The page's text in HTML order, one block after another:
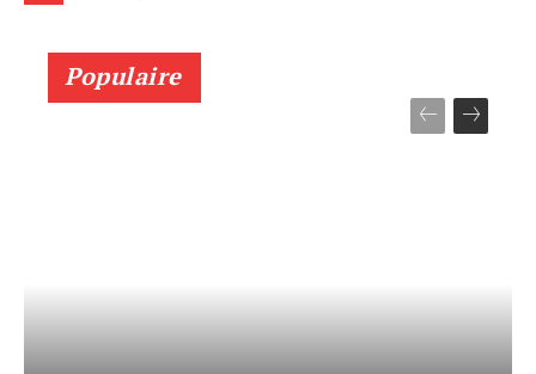
Populaire